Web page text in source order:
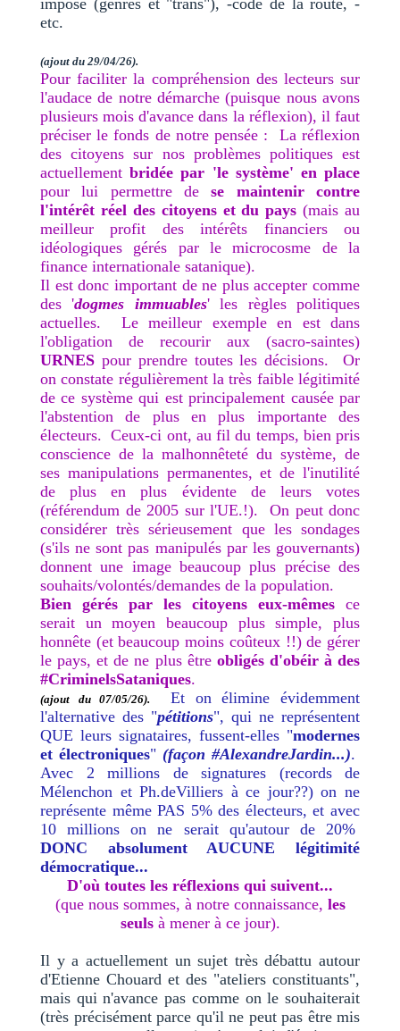
imposé (genres et "trans"), -code de la route, -
etc.
(ajout du 29/04/26).
Pour faciliter la compréhension des lecteurs sur
l'audace de notre démarche (puisque nous avons
plusieurs mois d'avance dans la réflexion), il faut
préciser le fonds de notre pensée : La réflexion
des citoyens sur nos problèmes politiques est
actuellementbridée par 'le système' en place
pour lui permettre dese maintenir contre
l'intérêt réel des citoyens et du pays (mais au
meilleur profit des intérêts financiers ou
idéologiques gérés par le microcosme de la
finance internationale satanique).
Il est donc important de ne plus accepter comme
des 'dogmes immuables' les règles politiques
actuelles. Le meilleur exemple en est dans
l'obligation de recourir aux (sacro-saintes)
URNES pour prendre toutes les décisions. Or
on constate régulièrement la très faible légitimité
de ce système qui est principalement causée par
l'abstention de plus en plus importante des
électeurs. Ceux-ci ont, au fil du temps, bien pris
conscience de la malhonnêteté du système, de
ses manipulations permanentes, et de l'inutilité
de plus en plus évidente de leurs votes
(référendum de 2005 sur l'UE.!). On peut donc
considérer très sérieusement que les sondages
(s'ils ne sont pas manipulés par les gouvernants)
donnent une image beaucoup plus précise des
souhaits/volontés/demandes de la population.
Bien gérés par les citoyens eux-mêmes ce
serait un moyen beaucoup plus simple, plus
honnête (et beaucoup moins coûteux !!) de gérer
le pays, et de ne plus être obligés d'obéir à des
#CriminelsSataniques.
(ajout du 07/05/26).
Et on élimine évidemment
l'alternative des "pétitions", qui ne représentent
QUE leurs signataires, fussent-elles "modernes
et électroniques" (façon #AlexandreJardin...).
Avec 2 millions de signatures (records de
Mélenchon et Ph.deVilliers à ce jour??) on ne
représente même PAS 5% des électeurs, et avec
10 millions on ne serait qu'autour de 20%
DONC absolument AUCUNE légitimité
démocratique...
D'où toutes les réflexions qui suivent...
(que nous sommes, à notre connaissance, les
seulsà mener à ce jour).
Il y a actuellement un sujet très débattu autour
d'Etienne Chouard et des "ateliers constituants",
mais qui n'avance pas comme on le souhaiterait
(très précisément parce qu'il ne peut pas être mis